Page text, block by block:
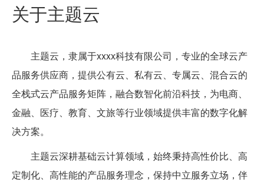
关于主题云
主题云，隶属于xxxx科技有限公司，专业的全球云产
品服务供应商，提供公有云、私有云、专属云、混合云的
全栈式云产品服务矩阵，融合数智化前沿科技，为电商、
金融、医疗、教育、文旅等行业领域提供丰富的数字化解
决方案。
主题云深耕基础云计算领域，始终秉持高性价比、高
定制化、高性能的产品服务理念，保持中立服务立场，伴